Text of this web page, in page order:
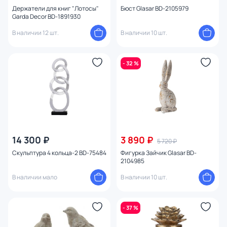
Держатели для книг "Лотосы"
Garda Decor BD-1891930
В наличии 12 шт.
Бюст Glasar BD-2105979
В наличии 10 шт.
14 300 ₽
Скульптура 4 кольца-2 BD-75484
В наличии мало
- 32 %
3 890 ₽ 5 720 ₽
Фигурка Зайчик Glasar BD-
2104985
В наличии 10 шт.
- 37 %
Изображение